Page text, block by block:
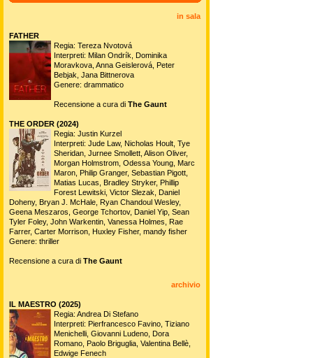
in sala
FATHER
Regia: Tereza Nvotová
Interpreti: Milan Ondrík, Dominika
Moravkova, Anna Geislerová, Peter
Bebjak, Jana Bittnerova
Genere: drammatico
Recensione a cura di The Gaunt
THE ORDER (2024)
Regia: Justin Kurzel
Interpreti: Jude Law, Nicholas Hoult, Tye
Sheridan, Jurnee Smollett, Alison Oliver,
Morgan Holmstrom, Odessa Young, Marc
Maron, Philip Granger, Sebastian Pigott,
Matias Lucas, Bradley Stryker, Phillip
Forest Lewitski, Victor Slezak, Daniel
Doheny, Bryan J. McHale, Ryan Chandoul Wesley,
Geena Meszaros, George Tchortov, Daniel Yip, Sean
Tyler Foley, John Warkentin, Vanessa Holmes, Rae
Farrer, Carter Morrison, Huxley Fisher, mandy fisher
Genere: thriller
Recensione a cura di The Gaunt
archivio
IL MAESTRO (2025)
Regia: Andrea Di Stefano
Interpreti: Pierfrancesco Favino, Tiziano
Menichelli, Giovanni Ludeno, Dora
Romano, Paolo Briguglia, Valentina Bellè,
Edwige Fenech